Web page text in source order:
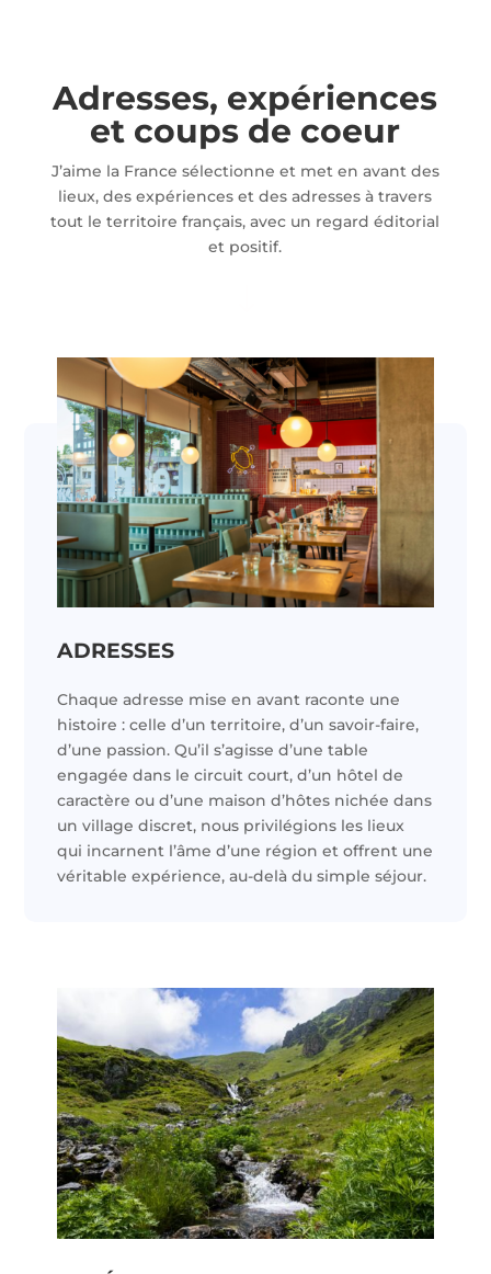
Adresses, expériences
et coups de coeur
J’aime la France sélectionne et met en avant des
lieux, des expériences et des adresses à travers
tout le territoire français, avec un regard éditorial
et positif.
ADRESSES
Chaque adresse mise en avant raconte une
histoire : celle d’un territoire, d’un savoir-faire,
d’une passion. Qu’il s’agisse d’une table
engagée dans le circuit court, d’un hôtel de
caractère ou d’une maison d’hôtes nichée dans
un village discret, nous privilégions les lieux
qui incarnent l’âme d’une région et offrent une
véritable expérience, au-delà du simple séjour.